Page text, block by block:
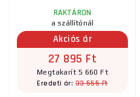
RAKTÁRON
a szállítónál
Akciós ár
27 895 Ft
Megtakarít 5 660 Ft
Eredeti ár:33 555 Ft